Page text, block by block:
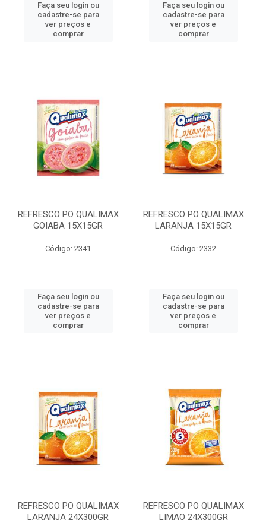
Faça seu login ou
cadastre-se para
ver preços e
comprar
Faça seu login ou
cadastre-se para
ver preços e
comprar
REFRESCO PO QUALIMAX
GOIABA 15X15GR
Código: 2341
Faça seu login ou
cadastre-se para
ver preços e
comprar
REFRESCO PO QUALIMAX
LARANJA 15X15GR
Código: 2332
Faça seu login ou
cadastre-se para
ver preços e
comprar
REFRESCO PO QUALIMAX
LARANJA 24X300GR
REFRESCO PO QUALIMAX
LIMAO 24X300GR